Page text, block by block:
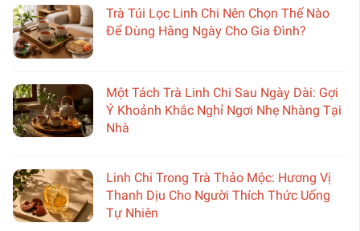
Trà Túi Lọc Linh Chi Nên Chọn Thế Nào
Để Dùng Hằng Ngày Cho Gia Đình?
Một Tách Trà Linh Chi Sau Ngày Dài: Gợi
Ý Khoảnh Khắc Nghỉ Ngơi Nhẹ Nhàng Tại
Nhà
Linh Chi Trong Trà Thảo Mộc: Hương Vị
Thanh Dịu Cho Người Thích Thức Uống
Tự Nhiên